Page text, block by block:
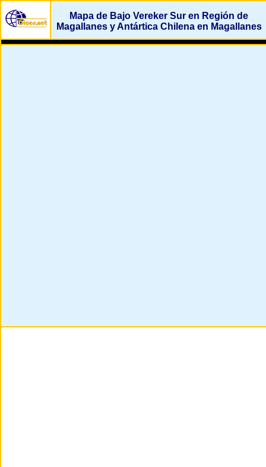
Mapa de Bajo Vereker Sur en Región de
Magallanes y Antártica Chilena en Magallanes